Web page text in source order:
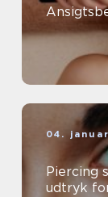
04.
Piercing
udtryk